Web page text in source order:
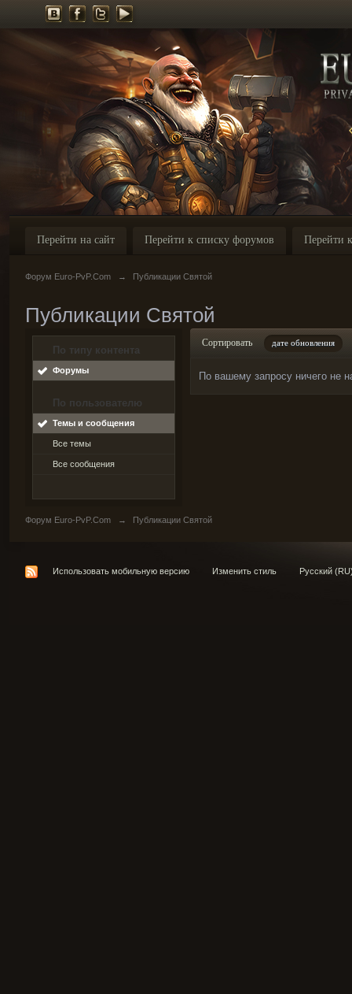
Перейти на сайт Перейти к списку форумов Перейти
Форум Euro-PvP.Com → Публикации Святой
Публикации Святой
По типу контента
Форумы
По пользователю
Темы и сообщения
Все темы
Все сообщения
Сортировать дате обновления
По вашему запросу ничего не
Форум Euro-PvP.Com → Публикации Святой
Использовать мобильную версию Изменить стиль Русский